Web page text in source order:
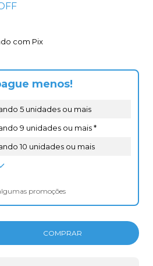
com Pix
menos!
5 unidades ou mais
9 unidades ou mais *
10 unidades ou mais
promoções